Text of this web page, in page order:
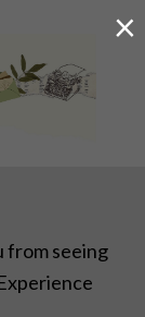
from seeing
×